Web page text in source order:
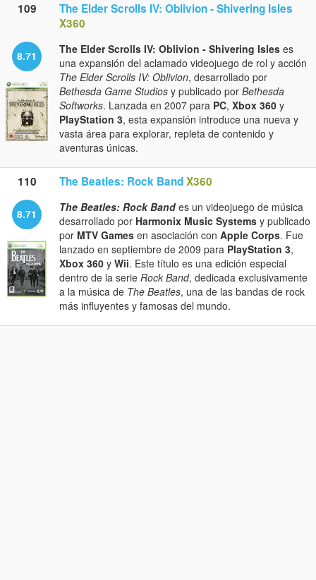
109
The Elder Scrolls IV: Oblivion - Shivering Isles
X360
8.71 The Elder Scrolls IV: Oblivion - Shivering Isles es
una expansión del aclamado videojuego de rol y acción
The Elder Scrolls IV: Oblivion, desarrollado por
Bethesda Game Studios y publicado por Bethesda
Softworks. Lanzada en 2007 para PC, Xbox 360 y
PlayStation 3, esta expansión introduce una nueva y
vasta área para explorar, repleta de contenido y
aventuras únicas.
110 The Beatles: Rock BandX360
8.71 The Beatles: Rock Bandes un videojuego de música
desarrollado por Harmonix Music Systems y publicado
por MTV Games en asociación con Apple Corps. Fue
lanzado en septiembre de 2009 para PlayStation 3,
Xbox 360 y Wii. Este título es una edición especial
dentro de la serie Rock Band, dedicada exclusivamente
a la música de The Beatles, una de las bandas de rock
más influyentes y famosas del mundo.